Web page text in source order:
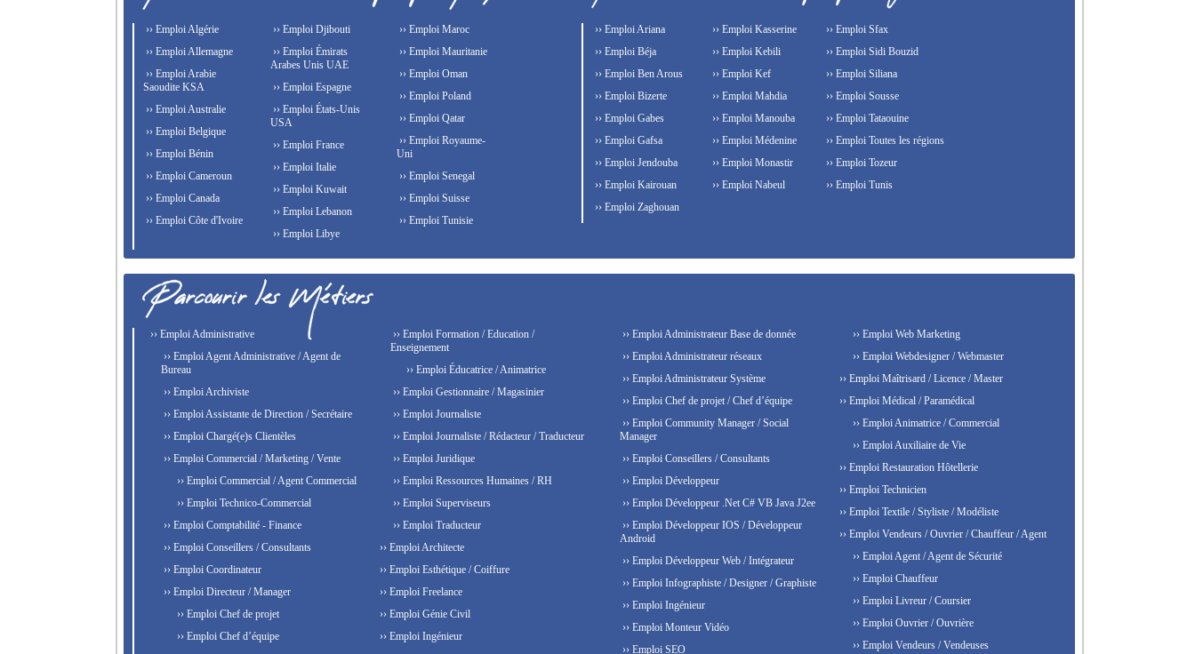
›› Emploi Algérie
›› Emploi Allemagne
›› Emploi Arabie
Saoudite KSA
›› Emploi Australie
›› Emploi Belgique
›› Emploi Bénin
›› Emploi Cameroun
›› Emploi Canada
›› Emploi Côte d'Ivoire
›› Emploi Djibouti
›› Emploi Émirats
Arabes Unis UAE
›› Emploi Espagne
›› Emploi États-Unis
USA
›› Emploi France
›› Emploi Italie
›› Emploi Kuwait
›› Emploi Lebanon
›› Emploi Libye
›› Emploi Maroc
›› Emploi Mauritanie
›› Emploi Oman
›› Emploi Poland
›› Emploi Qatar
›› Emploi Royaume-
Uni
›› Emploi Senegal
›› Emploi Suisse
›› Emploi Tunisie
›› Emploi Ariana
›› Emploi Béja
›› Emploi Ben Arous
›› Emploi Bizerte
›› Emploi Gabes
›› Emploi Gafsa
›› Emploi Jendouba
›› Emploi Kairouan
›› Emploi Kasserine
›› Emploi Kebili
›› Emploi Kef
›› Emploi Mahdia
›› Emploi Manouba
›› Emploi Médenine
›› Emploi Monastir
›› Emploi Nabeul
›› Emploi Sfax
›› Emploi Sidi Bouzid
›› Emploi Siliana
›› Emploi Sousse
›› Emploi Tataouine
›› Emploi Toutes les régions
›› Emploi Tozeur
›› Emploi Tunis
›› Emploi Zaghouan
›› Emploi Administrative
›› Emploi Agent Administrative / Agent de
Bureau
›› Emploi Archiviste
›› Emploi Assistante de Direction / Secrétaire
›› Emploi Chargé(e)s Clientèles
›› Emploi Commercial / Marketing / Vente
›› Emploi Commercial / Agent Commercial
›› Emploi Technico-Commercial
›› Emploi Comptabilité - Finance
›› Emploi Conseillers / Consultants
›› Emploi Coordinateur
›› Emploi Directeur / Manager
›› Emploi Chef de projet
›› Emploi Chef d’équipe
›› Emploi Formation / Education /
Enseignement
›› Emploi Éducatrice / Animatrice
›› Emploi Gestionnaire / Magasinier
›› Emploi Journaliste
›› Emploi Journaliste / Rédacteur / Traducteur
›› Emploi Juridique
›› Emploi Ressources Humaines / RH
›› Emploi Superviseurs
›› Emploi Traducteur
›› Emploi Architecte
›› Emploi Esthétique / Coiffure
›› Emploi Freelance
›› Emploi Génie Civil
›› Emploi Ingénieur
›› Emploi Administrateur Base de donnée
›› Emploi Administrateur réseaux
›› Emploi Administrateur Système
›› Emploi Chef de projet / Chef d’équipe
›› Emploi Community Manager / Social
Manager
›› Emploi Conseillers / Consultants
›› Emploi Développeur
›› Emploi Développeur .Net C# VB Java J2ee
›› Emploi Développeur IOS / Développeur
Android
›› Emploi Développeur Web / Intégrateur
›› Emploi Infographiste / Designer / Graphiste
›› Emploi Ingénieur
›› Emploi Monteur Vidéo
›› Emploi SEO
›› Emploi Web Marketing
›› Emploi Webdesigner / Webmaster
›› Emploi Maîtrisard / Licence / Master
›› Emploi Médical / Paramédical
›› Emploi Animatrice / Commercial
›› Emploi Auxiliaire de Vie
›› Emploi Restauration Hôtellerie
›› Emploi Technicien
›› Emploi Textile / Styliste / Modéliste
›› Emploi Vendeurs / Ouvrier / Chauffeur / Agent
›› Emploi Agent / Agent de Sécurité
›› Emploi Chauffeur
›› Emploi Livreur / Coursier
›› Emploi Ouvrier / Ouvrière
›› Emploi Vendeurs / Vendeuses